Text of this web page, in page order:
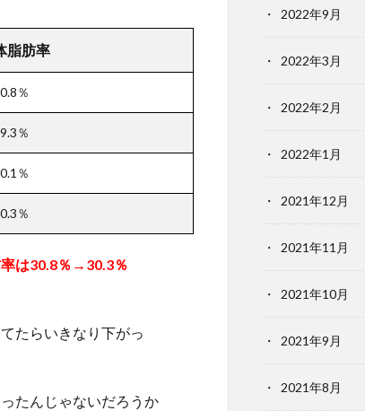
脂肪率
％
％
％
％
は30.8％→30.3％
たらいきなり下がっ
たんじゃないだろうか
2022年9月
2022年3月
2022年2月
2022年1月
2021年12月
2021年11月
2021年10月
2021年9月
2021年8月